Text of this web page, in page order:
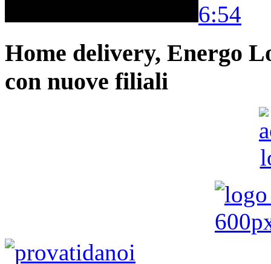
6:54
Home delivery, Energo
con nuove filiali